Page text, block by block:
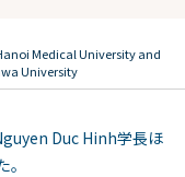
Medical University and
University
Duc Hinh学長ほ